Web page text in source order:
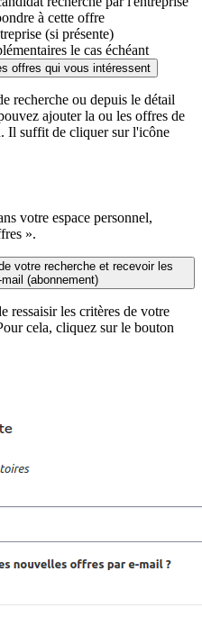
à cette offre
(si présente)
le cas échéant
offres qui vous intéressent
recherche ou depuis le détail
ajouter la ou les offres de
Il suffit de cliquer sur l'icône
votre espace personnel,
».
votre recherche et recevoir les
(abonnement)
ressaisir les critères de votre
cela, cliquez sur le bouton